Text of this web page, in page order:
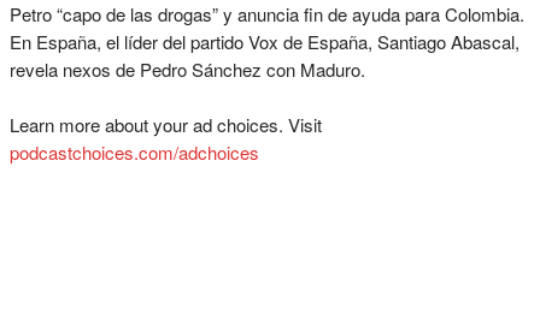
Petro “capo de las drogas” y anuncia fin de ayuda para Colombia.
En España, el líder del partido Vox de España, Santiago Abascal,
revela nexos de Pedro Sánchez con Maduro.
Learn more about your ad choices. Visit
podcastchoices.com/adchoices